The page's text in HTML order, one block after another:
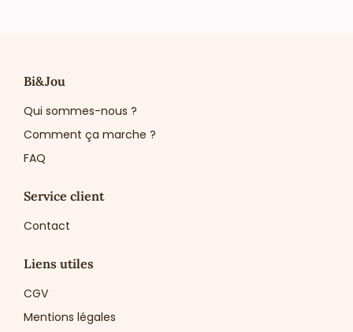
Bi&Jou
Qui sommes-nous ?
Comment ça marche ?
FAQ
Service client
Contact
Liens utiles
CGV
Mentions légales